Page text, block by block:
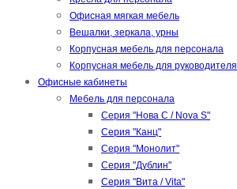
Офисная мягкая мебель
Вешалки, зеркала, урны
Корпусная мебель для персонала
Корпусная мебель для руководителя
Офисные кабинеты
Мебель для персонала
Серия "Нова С / Nova S"
Серия "Канц"
Серия "Монолит"
Серия "Дублин"
Серия "Вита / Vita"